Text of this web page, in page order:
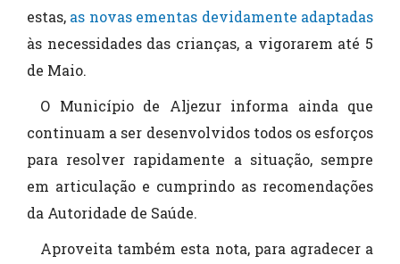
estas, as novas ementas devidamente adaptadas
às necessidades das crianças, a vigorarem até 5
de Maio.
O Município de Aljezur informa ainda que
continuam a ser desenvolvidos todos os esforços
para resolver rapidamente a situação, sempre
em articulação e cumprindo as recomendações
da Autoridade de Saúde.
Aproveita também esta nota, para agradecer a